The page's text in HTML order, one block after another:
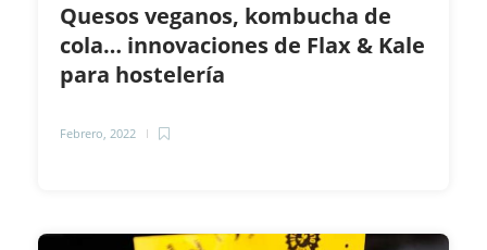
Quesos veganos, kombucha de
cola… innovaciones de Flax & Kale
para hostelería
Febrero, 2022